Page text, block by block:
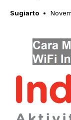
Sugiarto